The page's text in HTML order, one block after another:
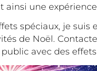
ainsi une
spéciaux, je
de Noël.
avec des